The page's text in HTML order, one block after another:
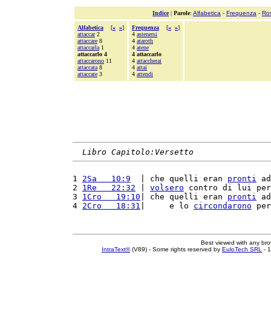
Indice| Parole: Alfabetica - Frequenza -
Alfabetica [« »]
attaccar2
attaccare 8
attaccarla 1
attaccarlo 4
attaccarono 11
attaccata 8
attaccate 3
Frequenza [« »]
4 astenersi
4 ataroth
4 atene
4 attaccarlo
4 attaccherai
4 attai
4 attendi
Libro Capitolo:Versetto
1 2Sa   10:9
  | che quelli eran
pronti
2 1Re   22:32 volsero contro di lui
3 1Cro   19:10 | che quelli eran pronti
4 2Cro   18:31 |     e lo circondarono
Best viewed with any
IntraText®(V89) - Some rights reserved by EuloTech SRL -